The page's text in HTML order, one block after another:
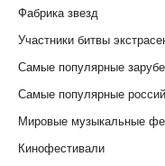
Фабрика звезд
Участники битвы
Самые популярные
Самые популярные
Мировые музыкальные
Кинофестивали